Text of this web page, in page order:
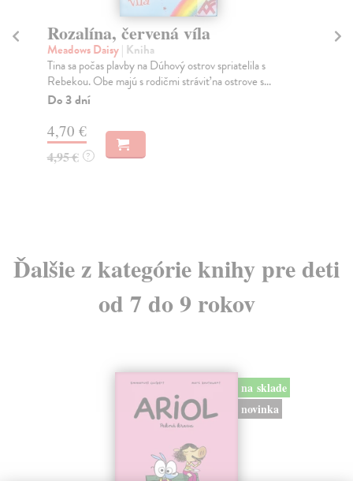
Rozalína, červená víla
Meadows Daisy| Kniha
Tina sa počas plavby na Dúhový ostrov spriatelila s
Rebekou. Obe majú s rodičmi stráviť na ostrove s...
Do 3 dní
4,70 €
4,95 € ?
Ďalšie z kategórie knihy pre deti
od 7 do 9 rokov
na sklade
novinka